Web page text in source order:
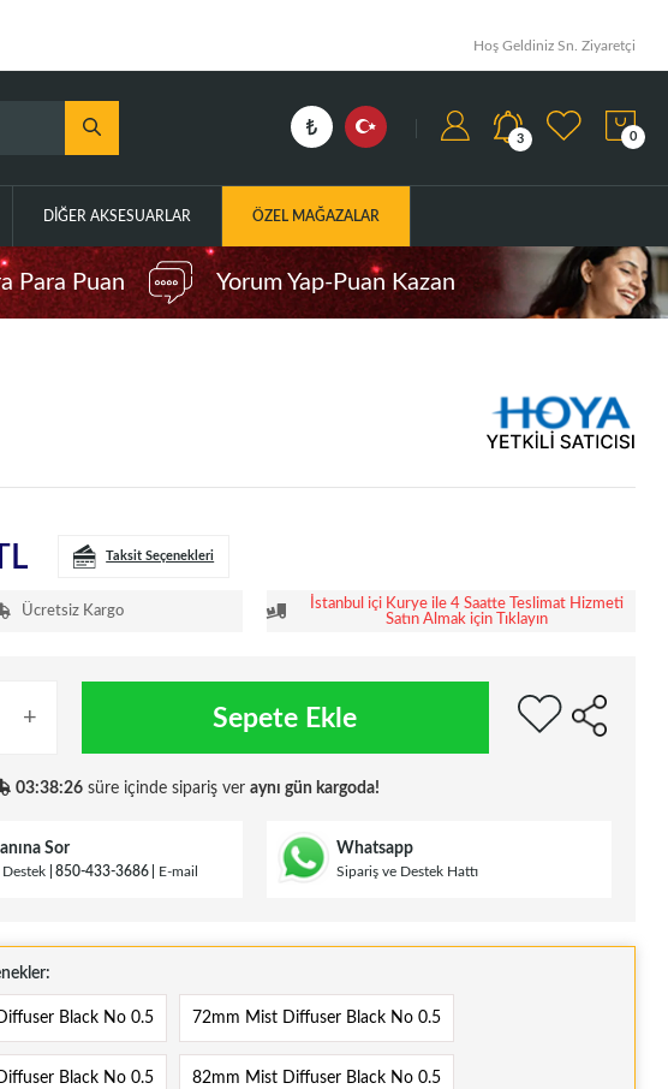
Hoş Geldiniz Sn. Ziyaretçi
3 0
DIĞER AKSESUARLAR ÖZEL MAĞAZALAR
Para Puan Yorum Yap-Puan Kazan
Taksit Seçenekleri
Ücretsiz Kargo
İstanbul içi Kurye ile 4 Saatte Teslimat Hizmeti
Satın Almak için Tıklayın
+ Sepete Ekle
03:38:25 süre içinde sipariş ver aynı gün kargoda!
Sor
Destek 850-433-3686 E-mail
Whatsapp
Sipariş ve Destek Hattı
Black No 0.5 72mm Mist Diffuser Black No 0.5
Black No 0.5 82mm Mist Diffuser Black No 0.5